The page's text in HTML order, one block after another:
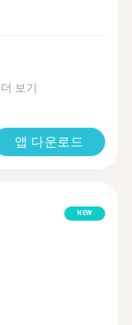
더 보기
앱 다운로드
NEW